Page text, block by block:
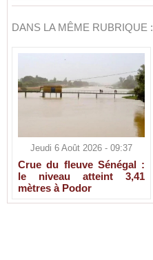
DANS LA MÊME RUBRIQUE :
Jeudi 6 Août 2026 - 09:37
Crue du fleuve Sénégal :
le niveau atteint 3,41
mètres à Podor